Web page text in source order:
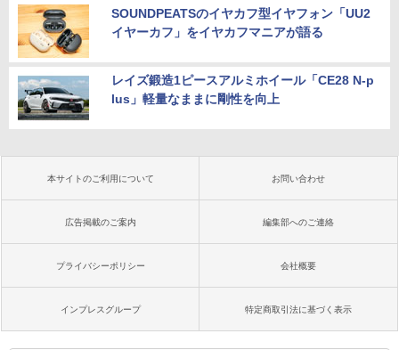
SOUNDPEATSのイヤカフ型イヤフォン「UU2
イヤーカフ」をイヤカフマニアが語る
レイズ鍛造1ピースアルミホイール「CE28 N-p
lus」軽量なままに剛性を向上
本サイトのご利用について お問い合わせ
広告掲載のご案内 編集部へのご連絡
プライバシーポリシー 会社概要
インプレスグループ 特定商取引法に基づく表示